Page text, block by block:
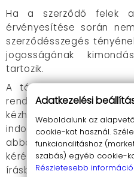
Ha a szerződő felek a
érvényesítése során
szerződésszegés
jogosságának
tartozik.
A távollevők között
rendelet 4. § - a
kézhezvételétől
indokolás nélkül elállhat
abban az esetben is
kérést Vevő a
írásban küldi el. (A
Adatkezelési
Weboldalunk az
cookie-kat használ.
funkcionalitáshoz
szabás) egyéb cookie-
Részletesebb